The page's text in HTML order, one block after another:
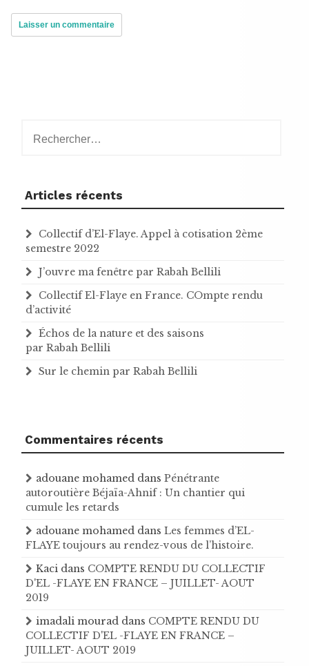
Articles récents
Collectif d’El-Flaye. Appel à cotisation 2ème
semestre 2022
J’ouvre ma fenêtre par Rabah Bellili
Collectif El-Flaye en France. COmpte rendu
d’activité
Échos de la nature et des saisons
par Rabah Bellili
Sur le chemin par Rabah Bellili
Commentaires récents
adouane mohamed dans Pénétrante
autoroutière Béjaïa-Ahnif : Un chantier qui
cumule les retards
adouane mohamed dans Les femmes d’EL-
FLAYE toujours au rendez-vous de l’histoire .
Kaci dans COMPTE RENDU DU COLLECTIF
D'EL -FLAYE EN FRANCE – JUILLET- AOUT
2019
imadali mourad dans COMPTE RENDU DU
COLLECTIF D'EL -FLAYE EN FRANCE –
JUILLET- AOUT 2019